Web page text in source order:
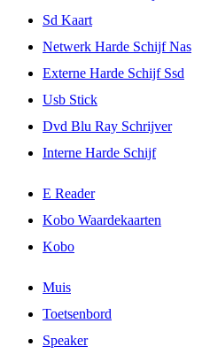
Sd Kaart
Netwerk Harde Schijf Nas
Externe Harde Schijf Ssd
Usb Stick
Dvd Blu Ray Schrijver
Interne Harde Schijf
E Reader
Kobo Waardekaarten
Kobo
Muis
Toetsenbord
Speaker